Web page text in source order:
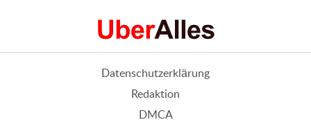
Datenschutzerklärung
Redaktion
DMCA